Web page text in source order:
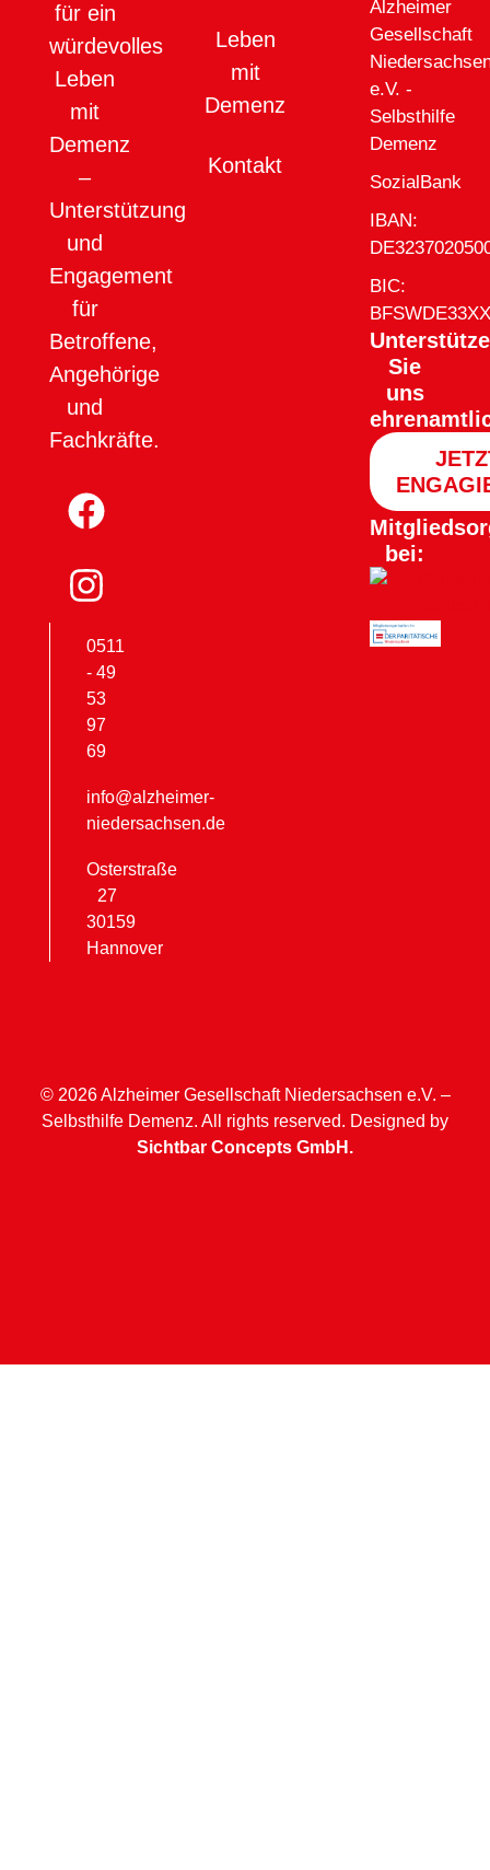
für ein
würdevolles
Leben
mit
Demenz
–
Unterstützung
und
Engagement
für
Betroffene,
Angehörige
und
Fachkräfte.
0511
- 49
53
97
69
info@alzheimer-
niedersachsen.de
Osterstraße
27
30159
Hannover
Leben
mit
Demenz
Kontakt
Alzheimer
Gesellschaft
e.V. -
Selbsthilfe
Demenz
SozialBank
IBAN:
BIC:
Sie
uns
bei:
© 2026 Alzheimer Gesellschaft Niedersachsen e.V. –
Selbsthilfe Demenz. All rights reserved. Designed by
Sichtbar Concepts GmbH.